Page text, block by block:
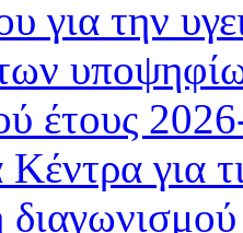
για την
έτους
Κέντρα για